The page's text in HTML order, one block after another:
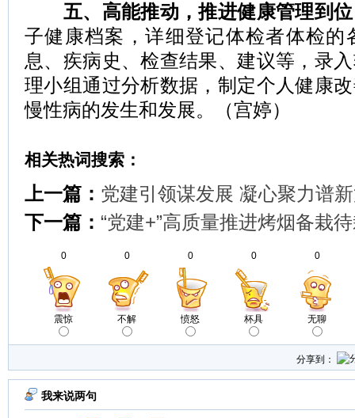
五、高能推动，推进健康管理到
子健康档案，详细登记体检者体检的
息、疾病史、检查结果、建议等，录
理小组通过分析数据，制定个人健康
慢性病的发生和发展。（宫婷）
相关热词搜索：
上一篇： 党建引领谋发展 凝心聚力谱
下一篇： “党建+”高质量推进烤烟备栽
0
震惊
0
不解
0
愤怒
0
杯具
0
无聊
分享到：